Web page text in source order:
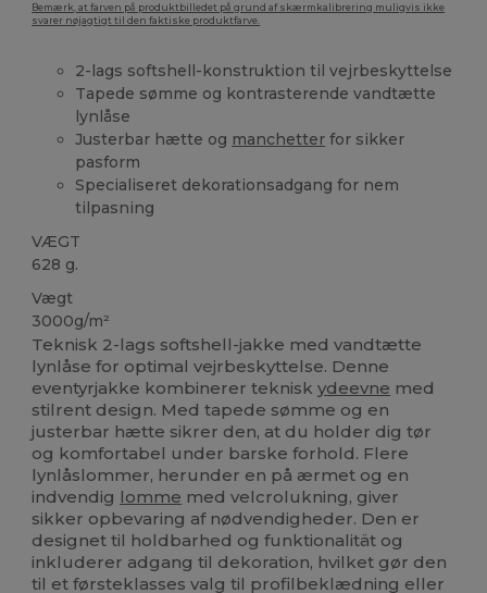
Bemærk, at farven på produktbilledet på grund af skærmkalibrering muligvis ikke
svarer nøjagtigt til den faktiske produktfarve.
2-lags softshell-konstruktion til vejrbeskyttelse
Tapede sømme og kontrasterende vandtætte
lynlåse
Justerbar hætte og manchetter for sikker
pasform
Specialiseret dekorationsadgang for nem
tilpasning
VÆGT
628 g.
Vægt
3000g/m²
Teknisk 2-lags softshell-jakke med vandtætte
lynlåse for optimal vejrbeskyttelse. Denne
eventyrjakke kombinerer tekniskydeevne med
stilrent design. Med tapede sømme og en
justerbar hætte sikrer den, at du holder dig tør
og komfortabel under barske forhold. Flere
lynlåslommer, herunder en på ærmet og en
indvendig lomme med velcrolukning, giver
sikker opbevaring af nødvendigheder. Den er
designet til holdbarhed og funktionalität og
inkluderer adgang til dekoration, hvilket gør den
til et førsteklasses valg til profilbeklædning eller